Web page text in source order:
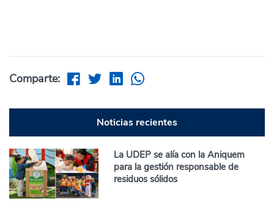
Comparte:
Noticias recientes
La UDEP se alía con la Aniquem
para la gestión responsable de
residuos sólidos